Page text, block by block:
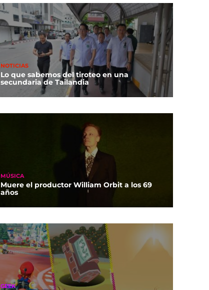
NOTICIAS
Lo que sabemos del tiroteo en una
secundaria de Tailandia
MÚSICA
Muere el productor William Orbit a los 69
años
GEEK